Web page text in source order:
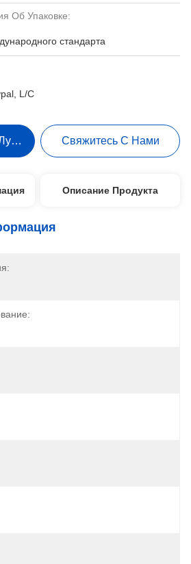
Об Упаковке:
стандарта
L/C
ЦенуСвяжитесь С Нами
Описание Продукта